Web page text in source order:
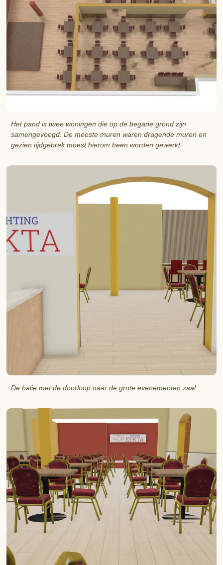
Het pand is twee woningen die op de begane grond zijn
samengevoegd. De meeste muren waren dragende muren en
gezien tijdgebrek moest hierom heen worden gewerkt.
De balie met de doorloop naar de grote evenementen zaal.